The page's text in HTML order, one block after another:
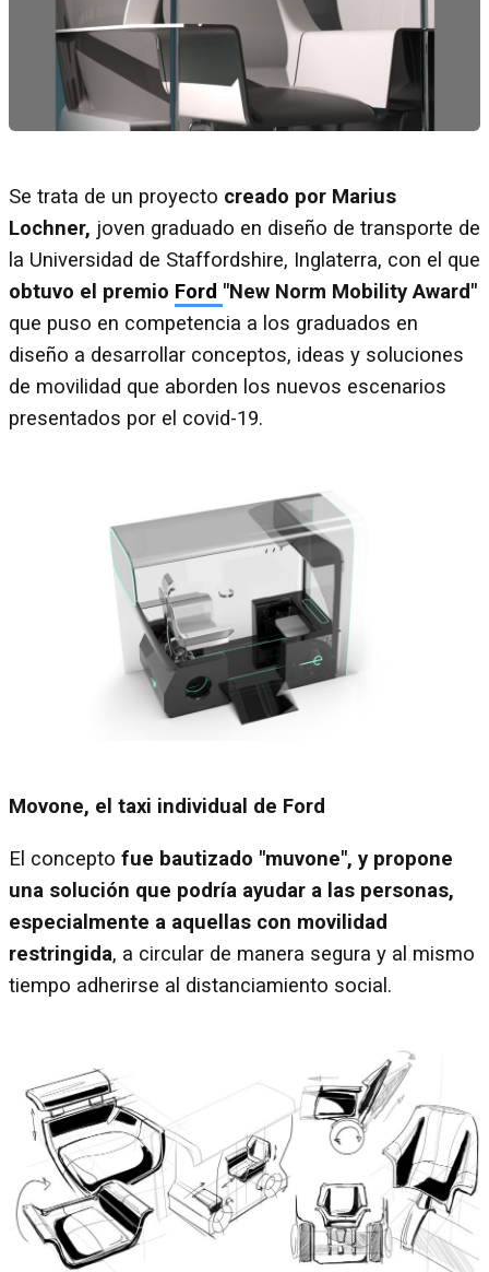
Se trata de un proyecto creado por Marius
Lochner, joven graduado en diseño de transporte de
la Universidad de Staffordshire, Inglaterra, con el que
obtuvo el premio Ford "New Norm Mobility Award"
que puso en competencia a los graduados en
diseño a desarrollar conceptos, ideas y soluciones
de movilidad que aborden los nuevos escenarios
presentados por el covid-19.
Movone, el taxi individual de Ford
El concepto fue bautizado "muvone", y propone
una solución que podría ayudar a las personas,
especialmente a aquellas con movilidad
restringida, a circular de manera segura y al mismo
tiempo adherirse al distanciamiento social.